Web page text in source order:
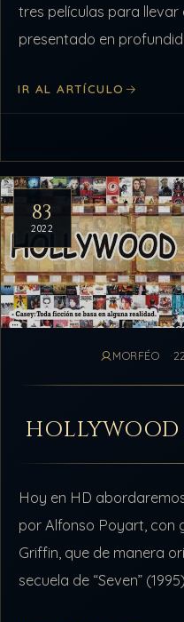
tres películas para
presentado en
IR AL ARTÍCULO
83
2022
MORFÉO
Hoy en HD
por Alfonso Poyart, con
Griffin, que de manera
secuela de “Seven”